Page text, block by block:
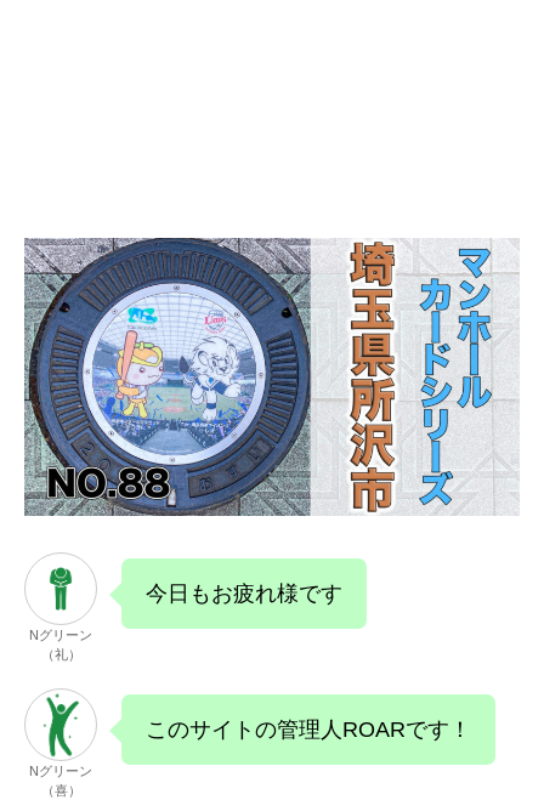
Nグリーン
（礼）
今日もお疲れ様です
Nグリーン
（喜）
このサイトの管理人ROARです！